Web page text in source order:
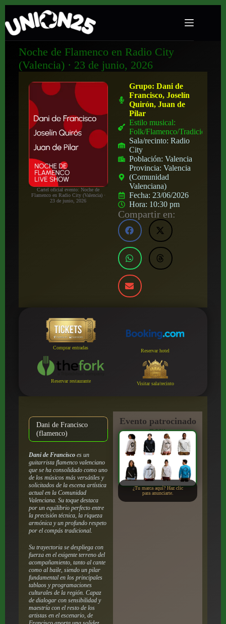
Noche de Flamenco en Radio City
(Valencia) · 23 de junio, 2026
Cartel oficial evento: Noche de
Flamenco en Radio City (Valencia) ·
23 de junio, 2026
Grupo:Dani de
Francisco, Joselín
Quirón, Juan de
Pilar
Estilo musical:
Folk/Flamenco/Tradicional
Sala/recinto:Radio
City
Población:Valencia
Provincia:Valencia
(Comunidad
Valenciana)
Fecha: 23/06/2026
Hora: 10:30 pm
Compartir en:
Comprar entradas
Reservar hotel
Reservar restaurante Visitar sala/recinto
Dani de Francisco
(flamenco)
Dani de Franciscoes un
guitarrista flamenco valenciano
que se ha consolidado como uno
de los músicos más versátiles y
solicitados de la escena artística
actual en la Comunidad
Valenciana. Su toque destaca
por un equilibrio perfecto entre
la precisión técnica, la riqueza
armónica y un profundo respeto
por el compás tradicional.
Su trayectoria se despliega con
fuerza en el exigente terreno del
acompañamiento, tanto al cante
como al baile, siendo un pilar
fundamental en los principales
tablaos y programaciones
culturales de la región. Capaz
de dialogar con sensibilidad y
maestría con el resto de los
artistas en el escenario, de
Evento patrocinado
por:
¿Tu marca aquí? Haz clic
para anunciarte.